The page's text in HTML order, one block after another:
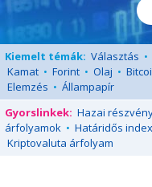
Kiemelt témák: Választás •
Kamat • Forint • Olaj •
Elemzés • Állampapír
Gyorslinkek: Hazai
árfolyamok • Határidős index
Kriptovaluta árfolyam